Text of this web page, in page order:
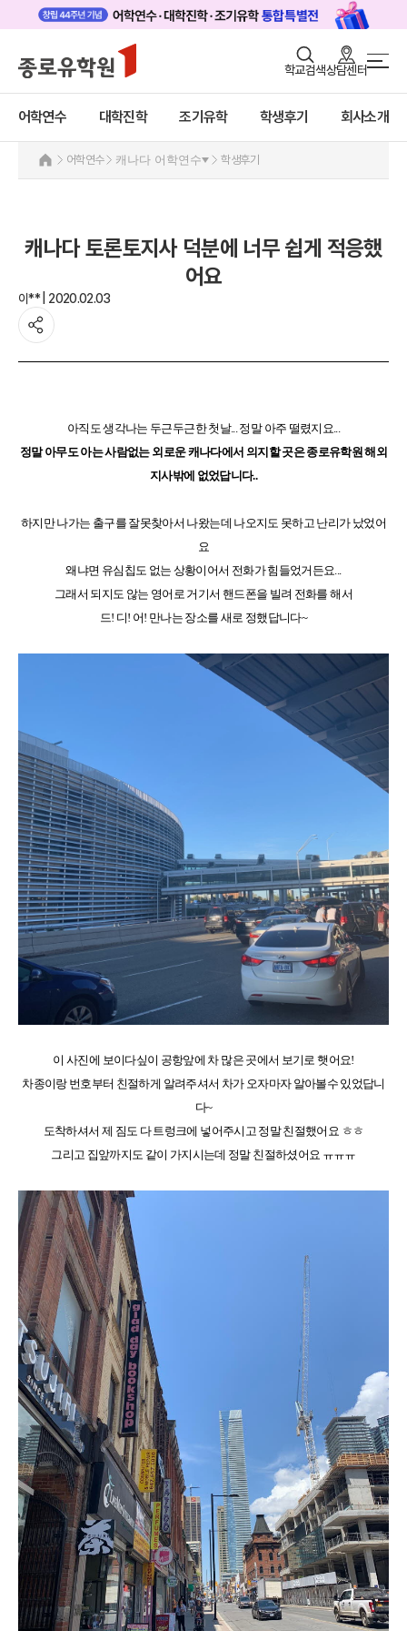
학교검색상담센터
어학연수 대학진학 조기유학 학생후기 회사소개
로그인 회원가입
어학연수
대학진학
조기/캠프
유학가이드
종로유학원
미국
캐나다
학생후기
몰타
어학연수 정보
어학연수 캐나다 어학연수 학생후기
캐나다 토론토지사 덕분에 너무 쉽게 적응했
어요
이** | 2020.02.03
아직도 생각나는 두근두근한 첫날... 정말 아주 떨렸지요...
정말 아무도 아는 사람없는 외로운 캐나다에서 의지할 곳은 종로유학원 해외
지사밖에 없었답니다..
하지만 나가는 출구를 잘못찾아서 나왔는데 나오지도 못하고 난리가 났었어
요
왜냐면 유심칩도 없는 상황이어서 전화가 힘들었거든요...
그래서 되지도 않는 영어로 거기서 핸드폰을 빌려 전화를 해서
드! 디! 어! 만나는 장소를 새로 정했답니다~
이 사진에 보이다싶이 공항앞에 차 많은 곳에서 보기로 햇어요!
차종이랑 번호부터 친절하게 알려주셔서 차가 오자마자 알아볼수 있었답니
다~
도착하셔서 제 짐도 다 트렁크에 넣어주시고 정말 친절했어요 ㅎㅎ
그리고 집앞까지도 같이 가지시는데 정말 친절하셨어요 ㅠㅠㅠ